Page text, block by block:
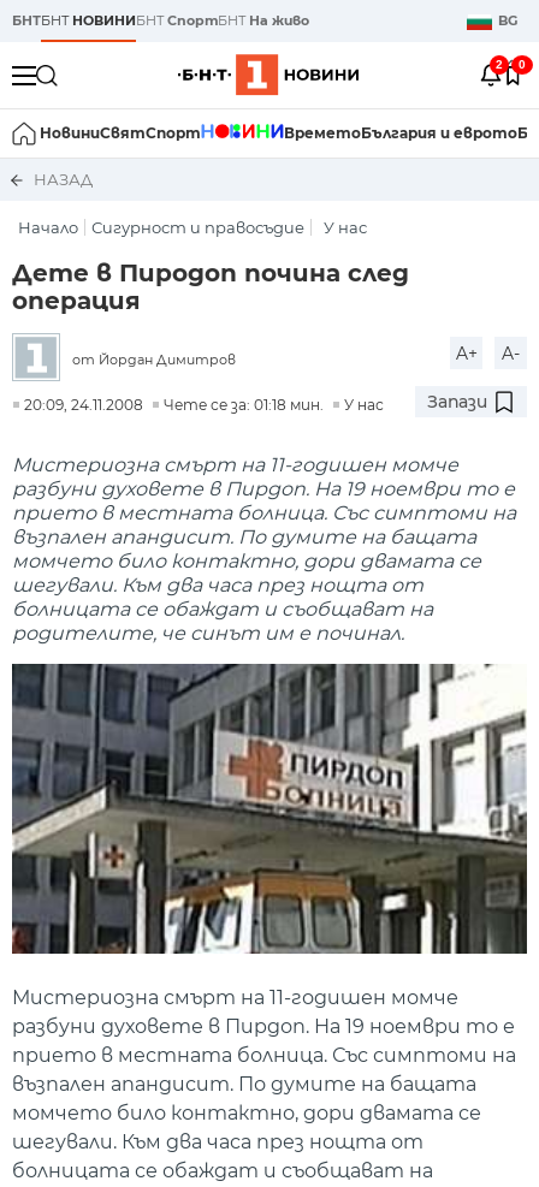
БНТБНТ НОВИНИБНТСпортБНТ На живо BG
2 0
НовиниСвятСпорт ВреметоБългария и еврото
НАЗАД
Начало Сигурност и правосъдие У нас
Дете в Пиродоп почина след
операция
от Йордан Димитров A+ A-
20:09, 24.11.2008 Чете се за: 01:18 мин. У нас Запази
Мистериозна смърт на 11-годишен момче
разбуни духовете в Пирдоп. На 19 ноември то е
прието в местната болница. Със симптоми на
възпален апандисит. По думите на бащата
момчето било контактно, дори двамата се
шегували. Към два часа през нощта от
болницата се обаждат и съобщават на
родителите, че синът им е починал.
Мистериозна смърт на 11-годишен момче
разбуни духовете в Пирдоп. На 19 ноември то е
прието в местната болница. Със симптоми на
възпален апандисит. По думите на бащата
момчето било контактно, дори двамата се
шегували. Към два часа през нощта от
болницата се обаждат и съобщават на